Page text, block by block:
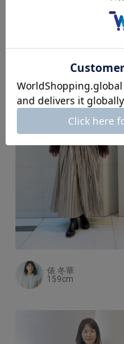
俵 冬華
159cm